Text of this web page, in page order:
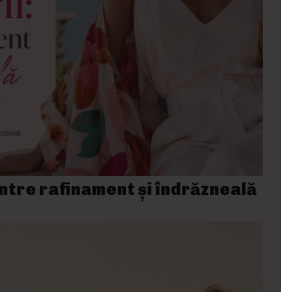
rafinament și îndrăzneală